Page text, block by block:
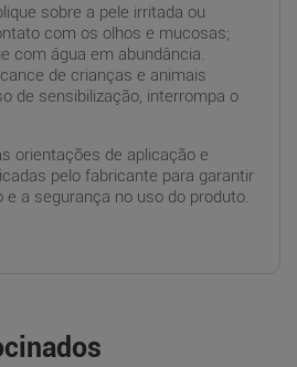
sobre a pele irritada ou
com os olhos e mucosas;
com água em abundância.
de crianças e animais
de sensibilização, interrompa o
orientações de aplicação e
pelo fabricante para garantir
e a segurança no uso do produto.